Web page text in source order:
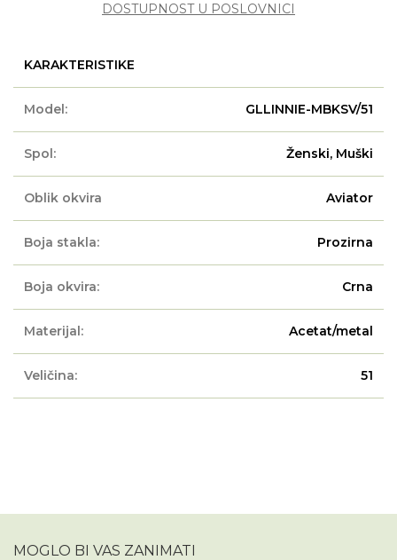
DOSTUPNOST U POSLOVNICI
KARAKTERISTIKE
Model: GLLINNIE-MBKSV/51
Spol: Ženski, Muški
Oblik okvira Aviator
Boja stakla: Prozirna
Boja okvira: Crna
Materijal: Acetat/metal
Veličina: 51
MOGLO BI VAS ZANIMATI